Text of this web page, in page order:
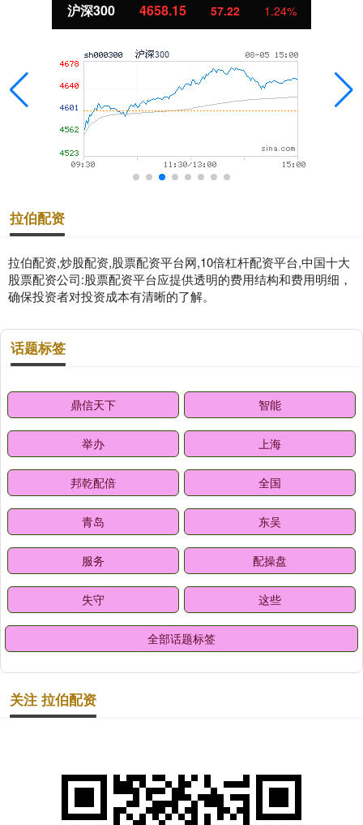
沪深300 4658.15 57.22 1.24%
拉伯配资
拉伯配资,炒股配资,股票配资平台网,10倍杠杆配资平台,中国十大
股票配资公司:股票配资平台应提供透明的费用结构和费用明细，
确保投资者对投资成本有清晰的了解。
话题标签
鼎信天下 智能
举办 上海
邦乾配倍 全国
青岛 东吴
服务 配操盘
失守 这些
全部话题标签
关注 拉伯配资